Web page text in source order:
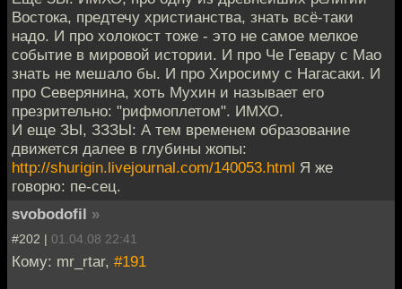
Востока, предтечу христианства, знать всё-таки
надо. И про холокост тоже - это не самое мелкое
событие в мировой истории. И про Че Гевару с Мао
знать не мешало бы. И про Хиросиму с Нагасаки. И
про Северянина, хоть Мухин и называет его
презрительно: "рифмоплетом". ИМХО.
И еще ЗЫ, ЗЗЗЫ: А тем временем образование
движется далее в глубины жопы:
http://shurigin.livejournal.com/140053.html Я же
говорю: пе-сец.
svobodofil »
#202 | 01.04.08 22:41
Кому: mr_rtar, #191